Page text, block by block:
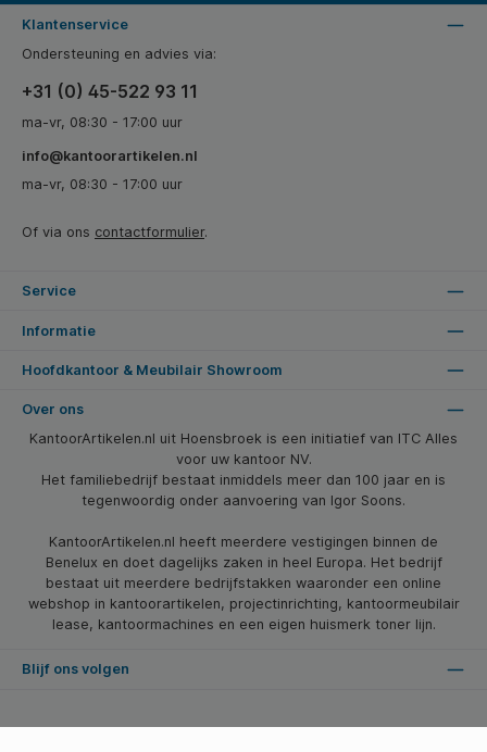
Klantenservice
Ondersteuning en advies via:
+31 (0) 45-522 93 11
ma-vr, 08:30 - 17:00 uur
info@kantoorartikelen.nl
ma-vr, 08:30 - 17:00 uur
Of via ons contactformulier.
Service
Informatie
Hoofdkantoor & Meubilair Showroom
Over ons
KantoorArtikelen.nl uit Hoensbroek is een initiatief van ITC Alles
voor uw kantoor NV.
Het familiebedrijf bestaat inmiddels meer dan 100 jaar en is
tegenwoordig onder aanvoering van Igor Soons.
KantoorArtikelen.nl heeft meerdere vestigingen binnen de
Benelux en doet dagelijks zaken in heel Europa. Het bedrijf
bestaat uit meerdere bedrijfstakken waaronder een online
webshop in kantoorartikelen, projectinrichting, kantoormeubilair
lease, kantoormachines en een eigen huismerk toner lijn.
Blijf ons volgen